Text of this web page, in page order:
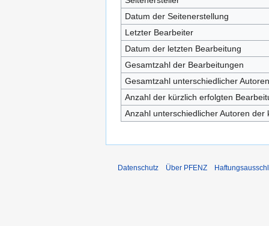
Datum der Seitenerstellung
Letzter Bearbeiter
Datum der letzten Bearbeitung
Gesamtzahl der Bearbeitungen
Gesamtzahl unterschiedlicher Autoren
Anzahl der kürzlich erfolgten
Anzahl unterschiedlicher Autoren
Datenschutz Über PFENZ